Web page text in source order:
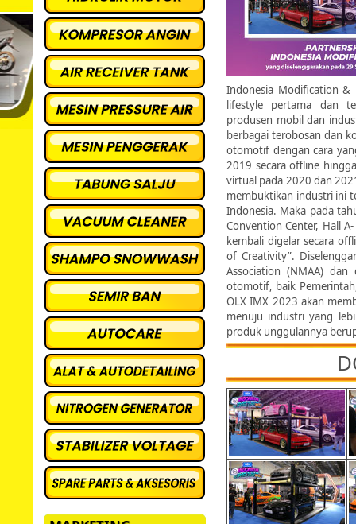
Indonesia Modification &
lifestyle pertama dan
produsen mobil dan
berbagai terobosan dan
otomotif dengan cara
2019 secara offline
virtual pada 2020 dan
membuktikan industri ini
Indonesia. Maka pada
Convention Center, Hall
kembali digelar secara
of Creativity”.
Association (NMAA)
otomotif, baik
OLX IMX 2023 akan
menuju industri yang
produk unggulannya